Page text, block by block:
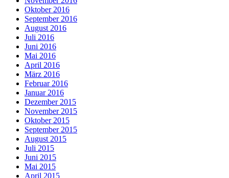
Oktober 2016
September 2016
August 2016
Juli 2016
Juni 2016
Mai 2016
April 2016
März 2016
Februar 2016
Januar 2016
Dezember 2015
November 2015
Oktober 2015
September 2015
August 2015
Juli 2015
Juni 2015
Mai 2015
April 2015